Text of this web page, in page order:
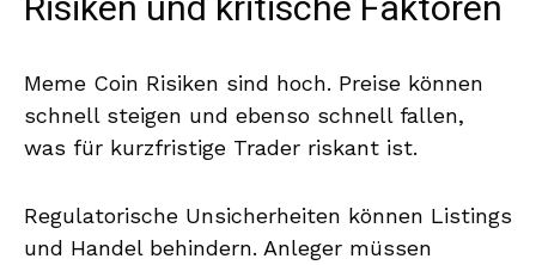
Meme Coin Risiken sind hoch. Preise können
schnell steigen und ebenso schnell fallen,
was für kurzfristige Trader riskant ist.
Regulatorische Unsicherheiten können Listings
und Handel behindern. Anleger müssen